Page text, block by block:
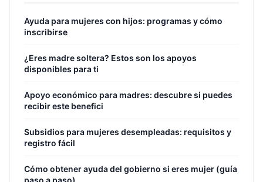
Ayuda para mujeres con hijos: programas y cómo
inscribirse
¿Eres madre soltera? Estos son los apoyos
disponibles para ti
Apoyo económico para madres: descubre si puedes
recibir este benefici
Subsidios para mujeres desempleadas: requisitos y
registro fácil
Cómo obtener ayuda del gobierno si eres mujer (guía
paso a paso)